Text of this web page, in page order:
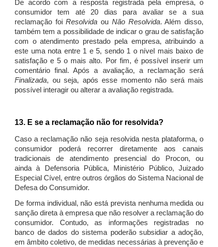
De acordo com a resposta registrada pela empresa, o
consumidor tem até 20 dias para avaliar se a sua
reclamação foiResolvida ou Não Resolvida. Além disso,
também tem a possibilidade de indicar o grau de satisfação
com o atendimento prestado pela empresa, atribuindo a
este uma nota entre 1 e 5, sendo 1 o nível mais baixo de
satisfação e 5 o mais alto. Por fim, é possível inserir um
comentário final. Após a avaliação, a reclamação será
Finalizada, ou seja, após esse momento não será mais
possível interagir ou alterar a avaliação registrada.
13. E se a reclamação não for resolvida?
Caso a reclamação não seja resolvida nesta plataforma, o
consumidor poderá recorrer diretamente aos canais
tradicionais de atendimento presencial do Procon, ou
ainda à Defensoria Pública, Ministério Público, Juizado
Especial Cível, entre outros órgãos do Sistema Nacional de
Defesa do Consumidor.
De forma individual, não está prevista nenhuma medida ou
sanção direta à empresa que não resolver a reclamação do
consumidor. Contudo, as informações registradas no
banco de dados do sistema poderão subsidiar a adoção,
em âmbito coletivo, de medidas necessárias à prevenção e